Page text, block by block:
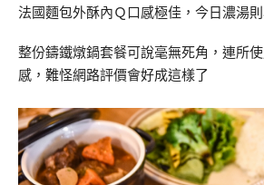
法國麵包外酥內Ｑ口感極佳，今日濃湯
整份鑄鐵燉鍋套餐可說毫無死角，連所
感，難怪網路評價會好成這樣了